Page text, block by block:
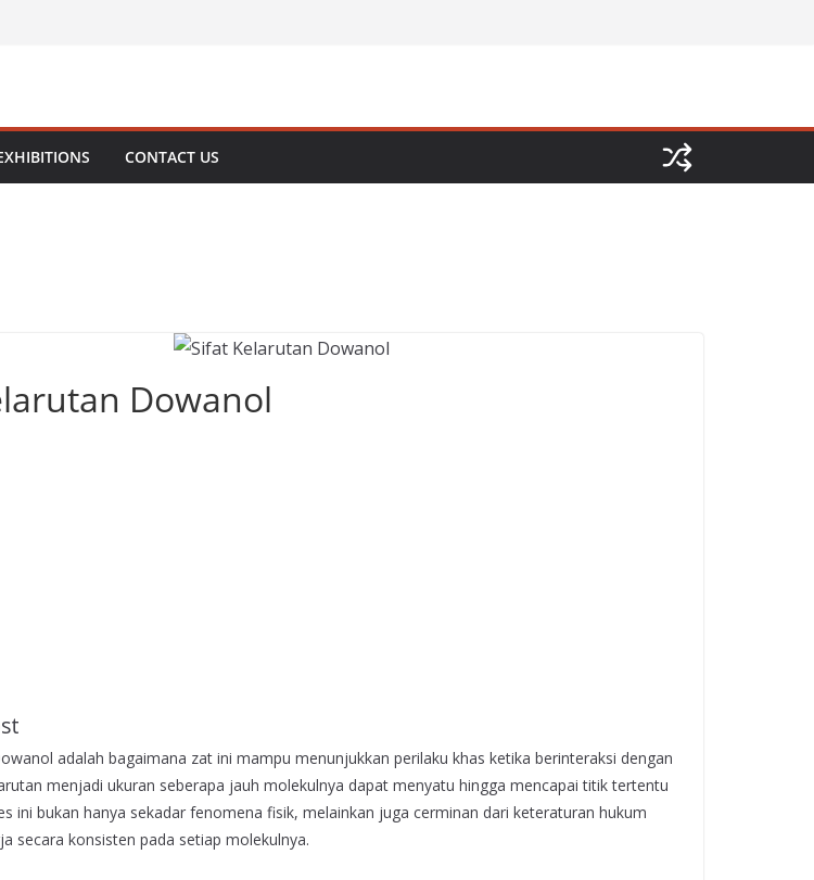
CONTACT US
Dowanol
adalah bagaimana zat ini mampu menunjukkan perilaku khas ketika berinteraksi dengan
menjadi ukuran seberapa jauh molekulnya dapat menyatu hingga mencapai titik tertentu
ini bukan hanya sekadar fenomena fisik, melainkan juga cerminan dari keteraturan hukum
secara konsisten pada setiap molekulnya.